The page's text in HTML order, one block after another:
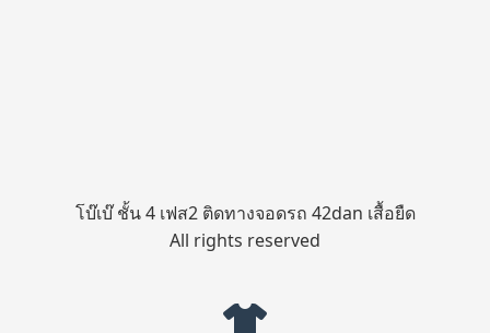
โบ๊เบ๊ ชั้น 4 เฟส2 ติดทางจอดรถ 42dan เสื้อยืด
All rights reserved